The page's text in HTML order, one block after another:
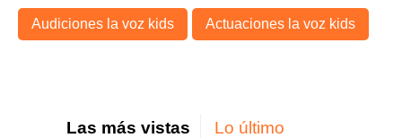
Audiciones la voz kids Actuaciones la voz kids
Las más vistas Lo último